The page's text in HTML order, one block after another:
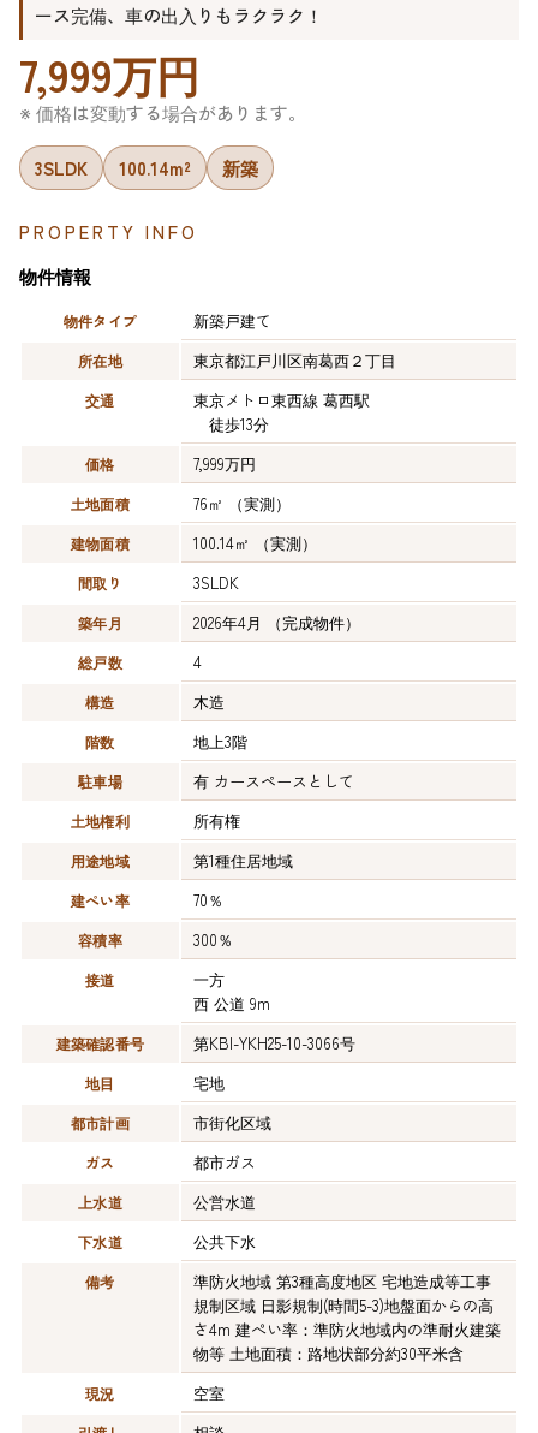
ース完備、車の出入りもラクラク！
7,999万円
※ 価格は変動する場合があります。
3SLDK 100.14m² 新築
PROPERTY INFO
物件情報
物件タイプ 新築戸建て
所在地 東京都江戸川区南葛西２丁目
交通
東京メトロ東西線 葛西駅
徒歩13分
価格 7,999万円
土地面積 76㎡ （実測）
建物面積 100.14㎡ （実測）
間取り 3SLDK
築年月 2026年4月 （完成物件）
総戸数 4
構造 木造
階数 地上3階
駐車場 有 カースペースとして
土地権利 所有権
用途地域 第1種住居地域
建ぺい率 70％
容積率 300％
接道
一方
西 公道 9m
建築確認番号 第KBI-YKH25-10-3066号
地目 宅地
都市計画 市街化区域
ガス 都市ガス
上水道 公営水道
下水道 公共下水
備考
準防火地域 第3種高度地区 宅地造成等工事
規制区域 日影規制(時間5-3)地盤面からの高
さ4m 建ぺい率：準防火地域内の準耐火建築
物等 土地面積：路地状部分約30平米含
現況 空室